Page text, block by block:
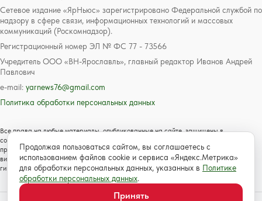
Сетевое издание «ЯрНьюс» зарегистрировано Федеральной службой по
надзору в сфере связи, информационных технологий и массовых
коммуникаций (Роскомнадзор).
Регистрационный номер ЭЛ № ФС 77 - 73566
Учредитель ООО «ВН-Ярославль», главный редактор Иванов Андрей
Павлович
e-mail: yarnews76@gmail.com
Политика обработки персональных данных
Все права на любые материалы, опубликованные на сайте, защищены в
соответствии с российским и международным законодательством об авторском
праве и смежных правах. Любое использование текстовых, фото, аудио и
видеоматериалов возможно только с согласия правообладателя с обязательной
гиперссылкой на сайт https://www.yarnews.net; Для детей старше 16 лет.
Продолжая пользоваться сайтом, вы соглашаетесь с
использованием файлов cookie и сервиса «Яндекс.Метрика»
для обработки персональных данных, указанных в Политике
обработки персональных данных.
Принять